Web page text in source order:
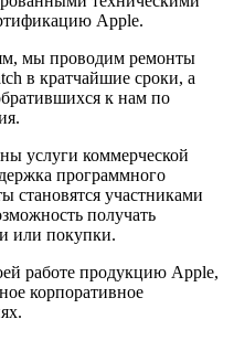
Apple.
мы проводим ремонты
в кратчайшие сроки, а
к нам по
услуги коммерческой
программного
становятся участниками
получать
или покупки.
работе продукцию Apple,
корпоративное